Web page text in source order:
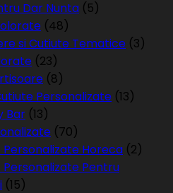
Dar Nunta (5)
(48)
si Cutiute Tematice (3)
(23)
(8)
Personalizate (13)
Bar (13)
(70)
Horeca (2)
Pentru
(15)